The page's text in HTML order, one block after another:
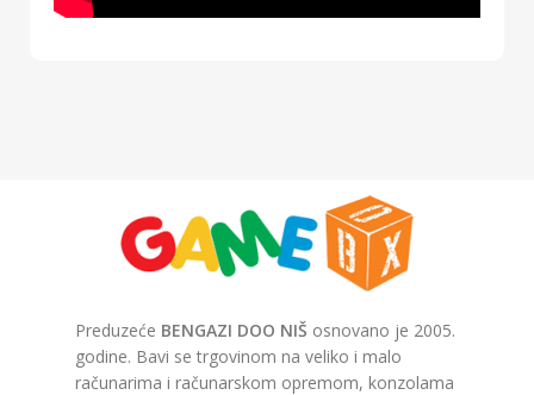
Preduzeće BENGAZI DOO NIŠ osnovano je 2005.
godine. Bavi se trgovinom na veliko i malo
računarima i računarskom opremom, konzolama